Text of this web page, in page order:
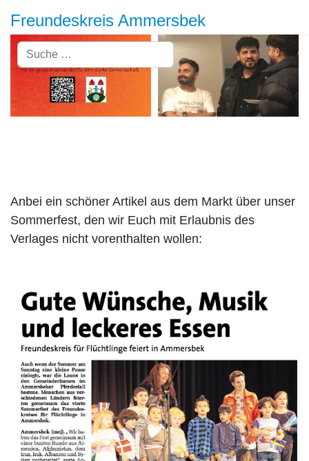
Freundeskreis Ammersbek
Suchen
Anbei ein schöner Artikel aus dem Markt über unser
Sommerfest, den wir Euch mit Erlaubnis des
Verlages nicht vorenthalten wollen: